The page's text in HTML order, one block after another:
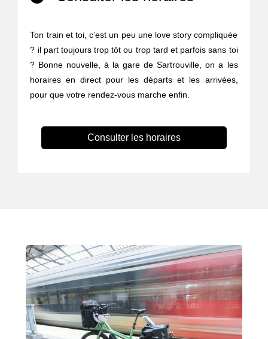
Ton train et toi, c’est un peu une love story compliquée
? il part toujours trop tôt ou trop tard et parfois sans toi
? Bonne nouvelle, à la gare de Sartrouville, on a les
horaires en direct pour les départs et les arrivées,
pour que votre rendez-vous marche enfin.
Consulter les horaires